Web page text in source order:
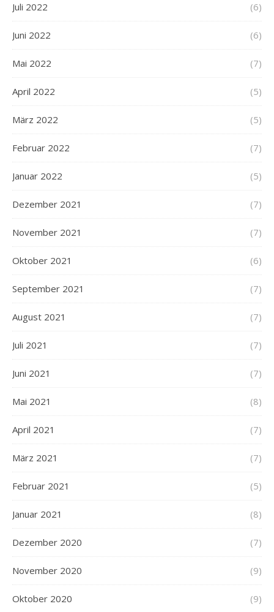
Juli 2022 (6)
Juni 2022 (6)
Mai 2022 (7)
April 2022 (5)
März 2022 (5)
Februar 2022 (7)
Januar 2022 (5)
Dezember 2021 (7)
November 2021 (7)
Oktober 2021 (6)
September 2021 (7)
August 2021 (7)
Juli 2021 (7)
Juni 2021 (7)
Mai 2021 (8)
April 2021 (7)
März 2021 (7)
Februar 2021 (5)
Januar 2021 (8)
Dezember 2020 (7)
November 2020 (9)
Oktober 2020 (9)